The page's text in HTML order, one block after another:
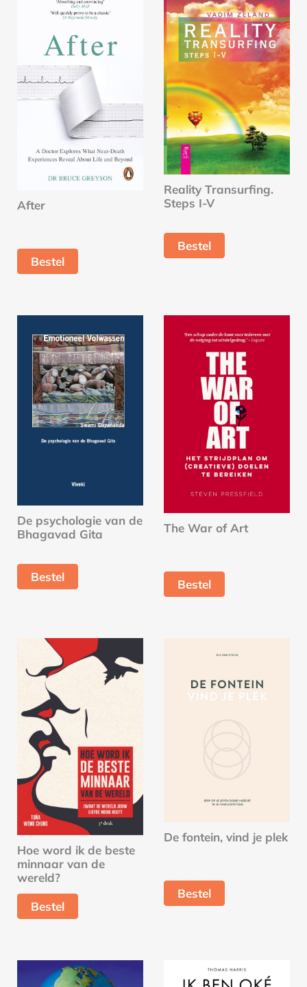
After
Bestel
Reality Transurfing.
Steps I-V
Bestel
De psychologie van de
Bhagavad Gita
Bestel
The War of Art
Bestel
Hoe word ik de beste
minnaar van de
wereld?
Bestel
De fontein, vind je plek
Bestel